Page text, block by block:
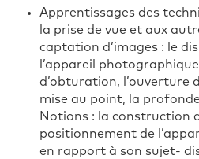
Apprentissages des
la prise de vue et aux
captation d’images : le
l’appareil
d’obturation, l’ouverture
mise au point, la
Notions : la construction
positionnement de
en rapport à son sujet-